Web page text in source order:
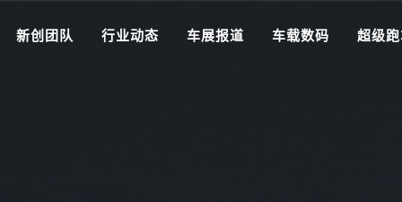
新创团队 行业动态 车展报道 车载数码 超级